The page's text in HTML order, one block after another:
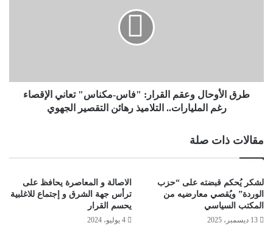
طرق الأوحال وعقم القرار: "فاس-مكناس" تعاني الإقصاء
رغم المليارات.. التلاميذ رهائن التقصير الجهوي
مقالات ذات صلة
لشكر يُحكم قبضته على “حزب
الوردة” ويُقصي معارضيه من
المكتب السياسي
13 ديسمبر، 2025
الاصالة و المعاصرة يحافظ على
ترأس جهة الشرق و إجتماع للاغلبية
يحسم القرار
4 يوليو، 2024